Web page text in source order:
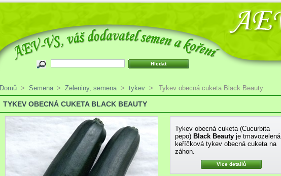
Domů > Semena > Zeleniny, semena > tykev > Tykev obecná cuketa Black Beauty
TYKEV OBECNÁ CUKETA BLACK BEAUTY
Tykev obecná cuketa (Cucurbita
pepo) Black Beautyje tmavozelená
keříčková tykev obecná cuketa na
záhon.
Více detailů